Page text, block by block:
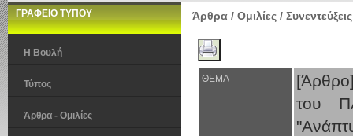
ΓΡΑΦΕΙΟ ΤΥΠΟΥ
Η Βουλή
Τύπος
Άρθρα - Ομιλίες
Άρθρα / Ομιλίες / Συνεντεύξεις
ΘΕΜΑ
του